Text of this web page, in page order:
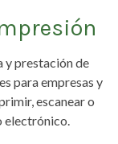
y prestación de
para empresas y
escanear o
electrónico.